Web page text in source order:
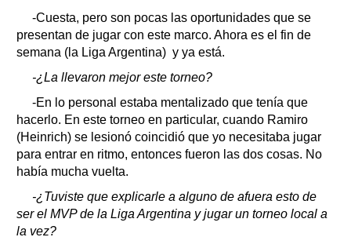
-Cuesta, pero son pocas las oportunidades que se
presentan de jugar con este marco. Ahora es el fin de
semana (la Liga Argentina) y ya está.
-¿La llevaron mejor este torneo?
-En lo personal estaba mentalizado que tenía que
hacerlo. En este torneo en particular, cuando Ramiro
(Heinrich) se lesionó coincidió que yo necesitaba jugar
para entrar en ritmo, entonces fueron las dos cosas. No
había mucha vuelta.
-¿Tuviste que explicarle a alguno de afuera esto de
ser el MVP de la Liga Argentina y jugar un torneo local a
la vez?